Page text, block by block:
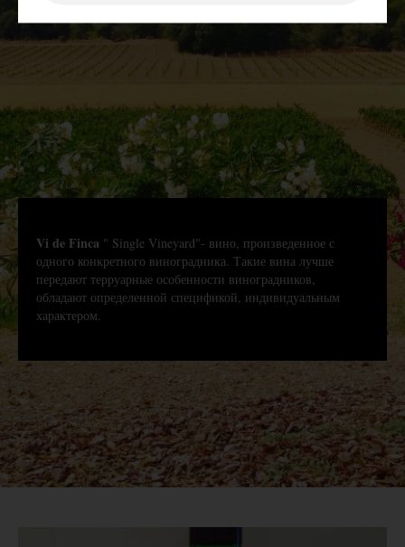
Vi de Finca " Single Vineyard"- вино, произведенное с
одного конкретного виноградника. Такие вина лучше
передают терруарные особенности виноградников,
обладают определенной спецификой, индивидуальным
характером.